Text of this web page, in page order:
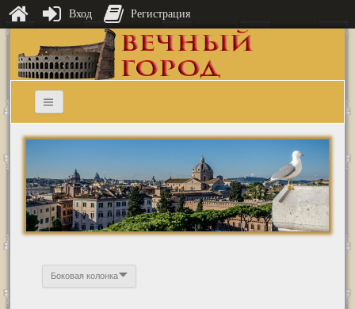
Боковая колонка
Вход Регистрация